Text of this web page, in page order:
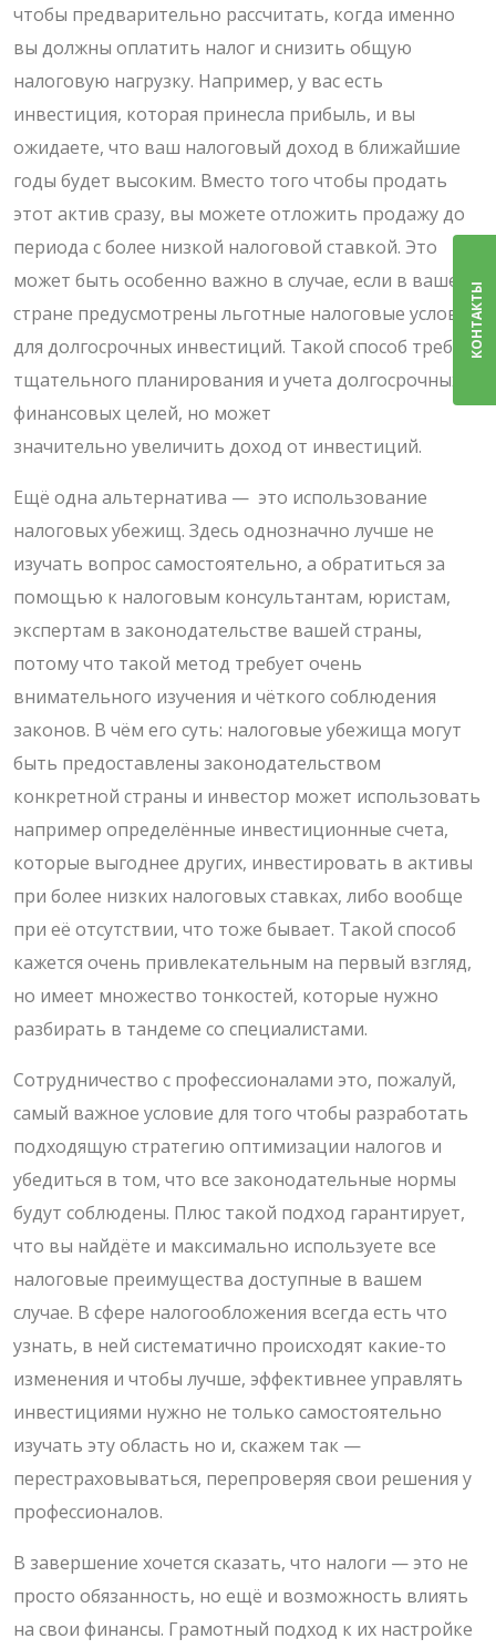
чтобы предварительно рассчитать, когда именно
вы должны оплатить налог и снизить общую
налоговую нагрузку. Например, у вас есть
инвестиция, которая принесла прибыль, и вы
ожидаете, что ваш налоговый доход в ближайшие
годы будет высоким. Вместо того чтобы продать
этот актив сразу, вы можете отложить продажу до
периода с более низкой налоговой ставкой. Это
может быть особенно важно в случае, если в вашей
стране предусмотрены льготные налоговые условия
для долгосрочных инвестиций. Такой способ требует
тщательного планирования и учета долгосрочных
финансовых целей, но может
значительно увеличить доход от инвестиций.
Ещё одна альтернатива — это использование
налоговых убежищ. Здесь однозначно лучше не
изучать вопрос самостоятельно, а обратиться за
помощью к налоговым консультантам, юристам,
экспертам в законодательстве вашей страны,
потому что такой метод требует очень
внимательного изучения и чёткого соблюдения
законов. В чём его суть: налоговые убежища могут
быть предоставлены законодательством
конкретной страны и инвестор может использовать
например определённые инвестиционные счета,
которые выгоднее других, инвестировать в активы
при более низких налоговых ставках, либо вообще
при её отсутствии, что тоже бывает. Такой способ
кажется очень привлекательным на первый взгляд,
но имеет множество тонкостей, которые нужно
разбирать в тандеме со специалистами.
Сотрудничество с профессионалами это, пожалуй,
самый важное условие для того чтобы разработать
подходящую стратегию оптимизации налогов и
убедиться в том, что все законодательные нормы
будут соблюдены. Плюс такой подход гарантирует,
что вы найдёте и максимально используете все
налоговые преимущества доступные в вашем
случае. В сфере налогообложения всегда есть что
узнать, в ней систематично происходят какие-то
изменения и чтобы лучше, эффективнее управлять
инвестициями нужно не только самостоятельно
изучать эту область но и, скажем так —
перестраховываться, перепроверяя свои решения у
профессионалов.
В завершение хочется сказать, что налоги — это не
просто обязанность, но ещё и возможность влиять
на свои финансы. Грамотный подход к их настройке
КОНТАКТЫ